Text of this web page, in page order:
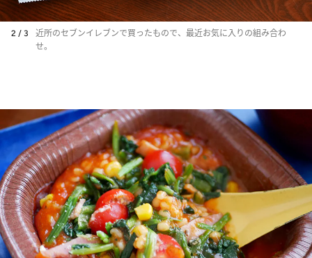
2 / 3
近所のセブンイレブンで買ったもので、最近お気に入りの組み合わ
せ。